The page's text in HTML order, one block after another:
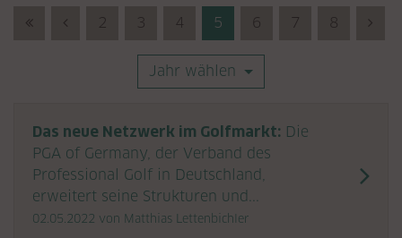
First (Anfang)
Previous (Zurück)
2 3 4 5 6 7 8
Jahr wählen
Das neue Netzwerk im Golfmarkt: Die
PGA of Germany, der Verband des
Professional Golf in Deutschland,
erweitert seine Strukturen und...
02.05.2022 von Matthias Lettenbichler